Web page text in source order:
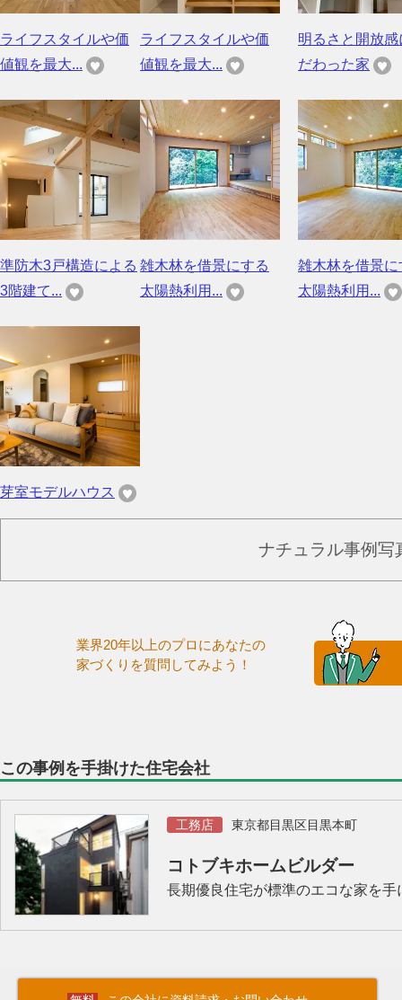
ライフスタイルや価
値観を最大...
ライフスタイルや価
値観を最大...
明るさと開放感
だわった家
準防木3戸構造による
3階建て...
雑木林を借景にする
太陽熱利用...
雑木林を借景に
太陽熱利用...
芽室モデルハウス
ナチュラル事例写
業界20年以上のプロにあなたの
家づくりを質問してみよう！
この事例を手掛けた住宅会社
工務店 東京都目黒区目黒本町
コトブキホームビルダー
長期優良住宅が標準のエコな家を手